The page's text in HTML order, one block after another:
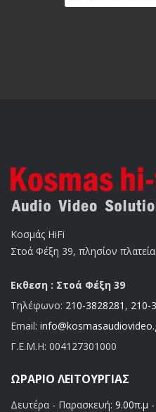
Κοσμάς HiFi
Στοά Φέξη 39, πλησίον
Εκθεση : Στοά Φέξη 39
Τηλέφωνο: 210-3828281 , 210-
Email:
Γ.Ε.Μ.Η: 004127301000
ΩΡΆΡΙΟ ΛΕΙΤΟΥΡΓΊΑΣ
Δευτέρα - Παρασκευή: 9.00π.μ